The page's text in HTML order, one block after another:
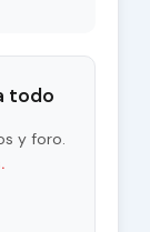
todo
y foro.